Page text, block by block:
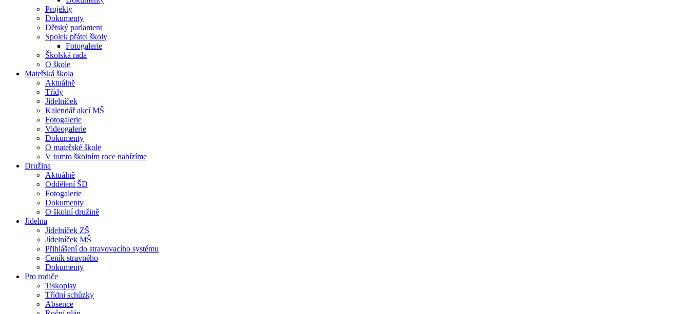
Projekty
Dokumenty
Dětský parlament
Spolek přátel školy
Fotogalerie
Školská rada
O škole
Mateřská škola
Aktuálně
Třídy
Jídelníček
Kalendář akcí MŠ
Fotogalerie
Videogalerie
Dokumenty
O mateřské škole
V tomto školním roce nabízíme
Družina
Aktuálně
Oddělení ŠD
Fotogalerie
Dokumenty
O školní družině
Jídelna
Jídelníček ZŠ
Jídelníček MŠ
Přihlášení do stravovacího systému
Ceník stravného
Dokumenty
Pro rodiče
Tiskopisy
Třídní schůzky
Absence